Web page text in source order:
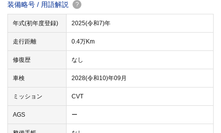
装備略号 / 用語解説 ?
年式(初年度登録) 2025(令和7)年
走行距離 0.4万Km
修復歴 なし
車検 2028(令和10)年09月
ミッション CVT
AGS ー